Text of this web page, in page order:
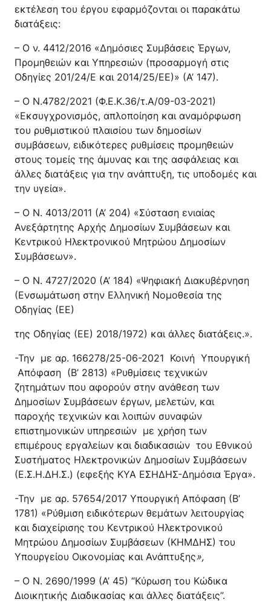
εκτέλεση του έργου εφαρμόζονται οι παρακάτω
διατάξεις:
– Ο ν. 4412/2016 «Δημόσιες Συμβάσεις Έργων,
Προμηθειών και Υπηρεσιών (προσαρμογή στις
Οδηγίες 201/24/Ε και 2014/25/ΕΕ)» (Α’ 147).
– Ο Ν.4782/2021 (Φ.Ε.Κ.36/τ.Α/09-03-2021)
«Εκσυγχρονισμός, απλοποίηση και αναμόρφωση
του ρυθμιστικού πλαισίου των δημοσίων
συμβάσεων, ειδικότερες ρυθμίσεις προμηθειών
στους τομείς της άμυνας και της ασφάλειας και
άλλες διατάξεις για την ανάπτυξη, τις υποδομές και
την υγεία».
– Ο Ν. 4013/2011 (Α’ 204) «Σύσταση ενιαίας
Ανεξάρτητης Αρχής Δημοσίων Συμβάσεων και
Κεντρικού Ηλεκτρονικού Μητρώου Δημοσίων
Συμβάσεων».
– Ο Ν. 4727/2020 (Α’ 184) «Ψηφιακή Διακυβέρνηση
(Ενσωμάτωση στην Ελληνική Νομοθεσία της
Οδηγίας (ΕΕ)
της Οδηγίας (ΕΕ) 2018/1972) και άλλες διατάξεις.».
-Την με αρ. 166278/25-06-2021 Κοινή Υπουργική
Απόφαση (Β’ 2813) «Ρυθμίσεις τεχνικών
ζητημάτων που αφορούν στην ανάθεση των
Δημοσίων Συμβάσεων έργων, μελετών, και
παροχής τεχνικών και λοιπών συναφών
επιστημονικών υπηρεσιών με χρήση των
επιμέρους εργαλείων και διαδικασιών του Εθνικού
Συστήματος Ηλεκτρονικών Δημοσίων Συμβάσεων
(Ε.Σ.Η.ΔΗ.Σ.) (εφεξής ΚΥΑ ΕΣΗΔΗΣ-Δημόσια Έργα».
-Την με αρ. 57654/2017 Υπουργική Απόφαση (Β’
1781) «Ρύθμιση ειδικότερων θεμάτων λειτουργίας
και διαχείρισης του Κεντρικού Ηλεκτρονικού
Μητρώου Δημοσίων Συμβάσεων (ΚΗΜΔΗΣ) του
Υπουργείου Οικονομίας και Ανάπτυξης»,
– Ο Ν. 2690/1999 (Α’ 45) “Κύρωση του Κώδικα
Διοικητικής Διαδικασίας και άλλες διατάξεις”.